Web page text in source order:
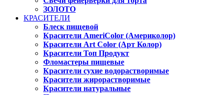
ЗОЛОТО
КРАСИТЕЛИ
Блеск пищевой
Красители AmeriColor (Америколор)
Красители Art Color (Арт Колор)
Красители Топ Продукт
Фломастеры пищевые
Красители сухие водорастворимые
Красители жирорастворимые
Красители натуральные